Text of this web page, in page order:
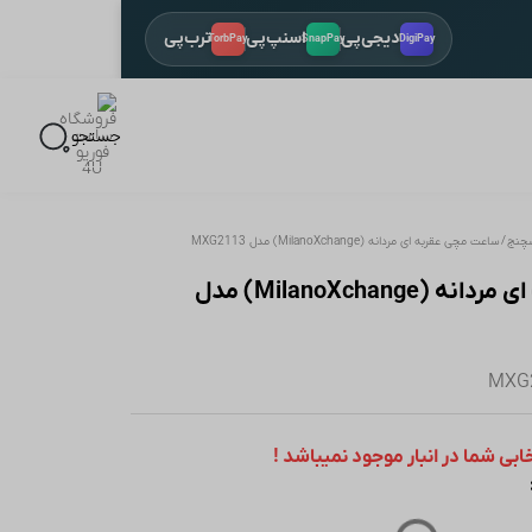
DigiPayدیجی‌پیSnapPayاسنپ‌پیTorbPayترب‌پی
جستجو
/ ساعت مچی عقربه ای مردانه (MilanoXchange) مدل MXG2113
ساعت مچی عقربه ای مردانه (MilanoXchange) مدل
شما در انبار موجود نمیباشد !